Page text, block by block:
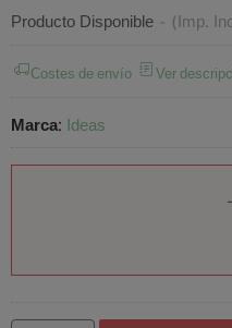
Producto Disponible - (Imp.
Costes de envío Ver
Marca: Ideas